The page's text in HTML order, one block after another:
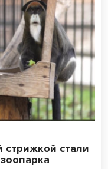
стали